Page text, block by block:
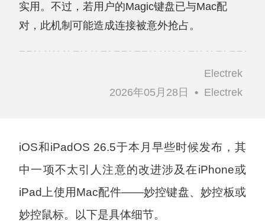
实用。不过，若用户的Magic键盘已与Mac配
对，此机制可能造成连接被意外抢占。
Electrek
2026年05月28日
• Electrek
iOS和iPadOS 26.5于本月早些时候发布，其
中一项不太引人注意的改进涉及在iPhone或
iPad上使用Mac配件——妙控键盘、妙控板或
妙控鼠标。以下是具体细节。